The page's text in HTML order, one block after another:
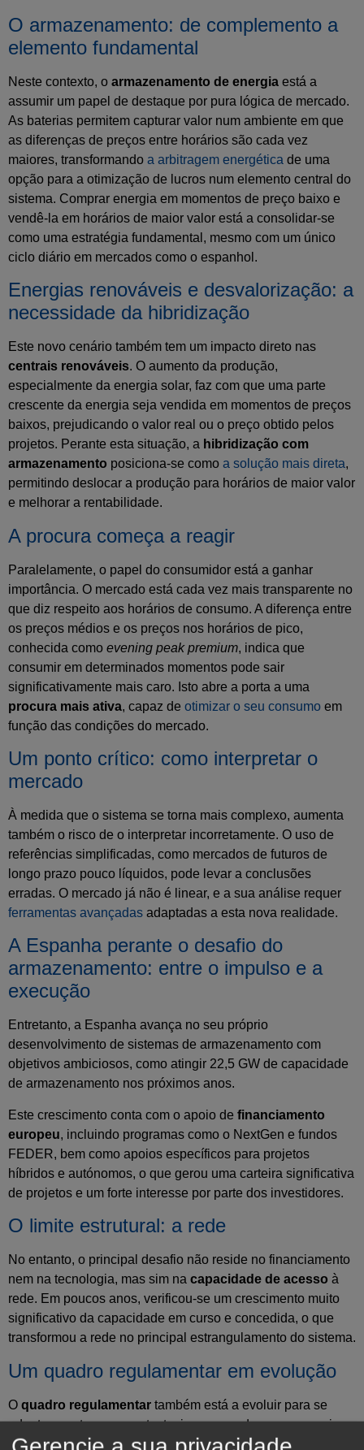
O armazenamento: de complemento a
elemento fundamental
Neste contexto, o armazenamento de energia está a
assumir um papel de destaque por pura lógica de mercado.
As baterias permitem capturar valor num ambiente em que
as diferenças de preços entre horários são cada vez
maiores, transformando a arbitragem energética de uma
opção para a otimização de lucros num elemento central do
sistema. Comprar energia em momentos de preço baixo e
vendê-la em horários de maior valor está a consolidar-se
como uma estratégia fundamental, mesmo com um único
ciclo diário em mercados como o espanhol.
Energias renováveis e desvalorização: a
necessidade da hibridização
Este novo cenário também tem um impacto direto nas
centrais renováveis. O aumento da produção,
especialmente da energia solar, faz com que uma parte
crescente da energia seja vendida em momentos de preços
baixos, prejudicando o valor real ou o preço obtido pelos
projetos. Perante esta situação, a hibridização com
armazenamento posiciona-se como a solução mais direta,
permitindo deslocar a produção para horários de maior valor
e melhorar a rentabilidade.
A procura começa a reagir
Paralelamente, o papel do consumidor está a ganhar
importância. O mercado está cada vez mais transparente no
que diz respeito aos horários de consumo. A diferença entre
os preços médios e os preços nos horários de pico,
conhecida como evening peak premium, indica que
consumir em determinados momentos pode sair
significativamente mais caro. Isto abre a porta a uma
procura mais ativa, capaz de otimizar o seu consumo em
função das condições do mercado.
Um ponto crítico: como interpretar o
mercado
À medida que o sistema se torna mais complexo, aumenta
também o risco de o interpretar incorretamente. O uso de
referências simplificadas, como mercados de futuros de
longo prazo pouco líquidos, pode levar a conclusões
erradas. O mercado já não é linear, e a sua análise requer
ferramentas avançadas adaptadas a esta nova realidade.
A Espanha perante o desafio do
armazenamento: entre o impulso e a
execução
Entretanto, a Espanha avança no seu próprio
desenvolvimento de sistemas de armazenamento com
objetivos ambiciosos, como atingir 22,5 GW de capacidade
de armazenamento nos próximos anos.
Este crescimento conta com o apoio de financiamento
europeu, incluindo programas como o NextGen e fundos
FEDER, bem como apoios específicos para projetos
híbridos e autónomos, o que gerou uma carteira significativa
de projetos e um forte interesse por parte dos investidores.
O limite estrutural: a rede
No entanto, o principal desafio não reside no financiamento
nem na tecnologia, mas sim na capacidade de acesso à
rede. Em poucos anos, verificou-se um crescimento muito
significativo da capacidade em curso e concedida, o que
transformou a rede no principal estrangulamento do sistema.
Um quadro regulamentar em evolução
O quadro regulamentar também está a evoluir para se
adaptar a este novo contexto, incorporando acessos mais
flexíveis, a simplificação dos trâmites e o reconhecimento do